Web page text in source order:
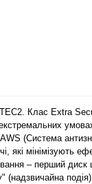
Клас Extra
(Система
які мінімізують
– перший диск
(надзвичайна